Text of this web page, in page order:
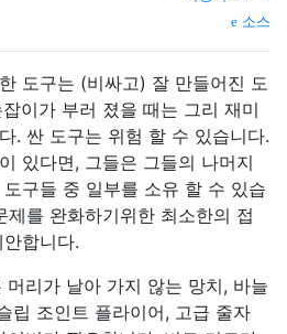
소스
도구는 (비싸고) 잘 만들어진 도
이가 부러 졌을 때는 그리 재미
. 싼 도구는 위험 할 수 있습니다.
있다면, 그들은 그들의 나머지
구들 중 일부를 소유 할 수 있습
제를 완화하기위한 최소한의 접
합니다.
머리가 날아 가지 않는 망치, 바늘
립 조인트 플라이어, 고급 줄자